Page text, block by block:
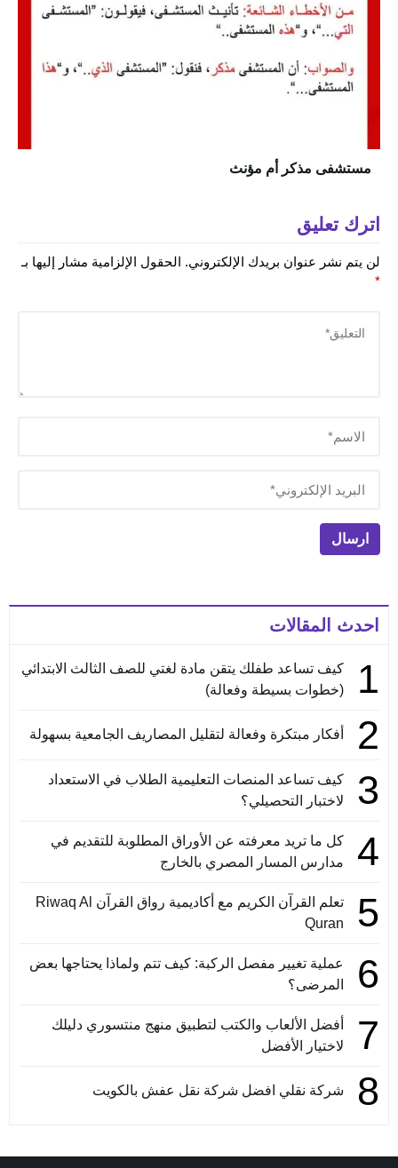
مستشفى مذكر أم مؤنث
اترك تعليق
لن يتم نشر عنوان بريدك الإلكتروني. الحقول الإلزامية مشار إليها بـ
*
احدث المقالات
1
كيف تساعد طفلك يتقن مادة لغتي للصف الثالث الابتدائي
(خطوات بسيطة وفعالة)
2 أفكار مبتكرة وفعالة لتقليل المصاريف الجامعية بسهولة
3
كيف تساعد المنصات التعليمية الطلاب في الاستعداد
لاختبار التحصيلي؟
4
كل ما تريد معرفته عن الأوراق المطلوبة للتقديم في
مدارس المسار المصري بالخارج
5
تعلم القرآن الكريم مع أكاديمية رواق القرآن Riwaq Al
Quran
6
عملية تغيير مفصل الركبة: كيف تتم ولماذا يحتاجها بعض
المرضى؟
7
أفضل الألعاب والكتب لتطبيق منهج منتسوري دليلك
لاختيار الأفضل
8 شركة نقلي افضل شركة نقل عفش بالكويت